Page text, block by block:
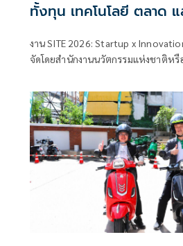
ทั้งทุน เทคโนโลยี ตลาด แ
ต่อยอดนวัตกรรมไทยสู่ธุ
งาน SITE 2026: Startup x
จัดโดยสำนักงานนวัตกรรมแห่งชาติหรื
สำคัญสำหรับสตาร์ตอัป ผู้ประกอบกา
ธุรกิจเทคโนโลยีไทย ที่ต้องการหาโอกา